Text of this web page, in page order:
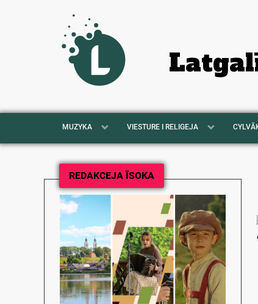
MUZYKA VIESTURE I RELIGEJA
REDAKCEJA ĪSOKA